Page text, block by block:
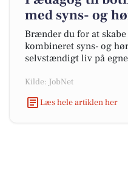
med syns- og
Brænder du for at
kombineret syns- og
selvstændigt liv på
Kilde: JobNet
Læs hele artiklen her